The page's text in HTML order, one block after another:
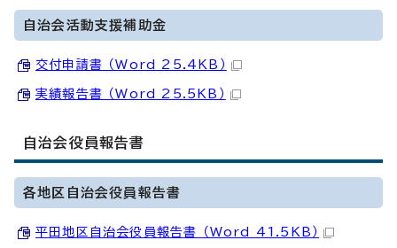
自治会活動支援補助金
交付申請書 （Word 25.4KB）
実績報告書 （Word 25.5KB）
自治会役員報告書
各地区自治会役員報告書
平田地区自治会役員報告書 （Word 41.5KB）